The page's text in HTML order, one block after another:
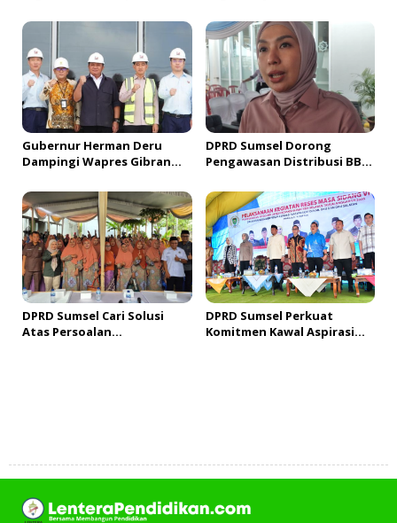
dengan Teknik Produksi
koridor hukum, SKK Migas
Sumbagsel Teken PKS
bersama Kejati Sumsel
Gubernur Herman Deru
Dampingi Wapres Gibran
Palembang, Tegaskan
Komitmen Percepat Proyek
Strategis Nasional
DPRD Sumsel Dorong
Pengawasan Distribusi BBM
Antrian Solar Terus Terjadi
DPRD Sumsel Cari Solusi
Atas Persoalan
DPRD Sumsel Perkuat
Komitmen Kawal Aspirasi